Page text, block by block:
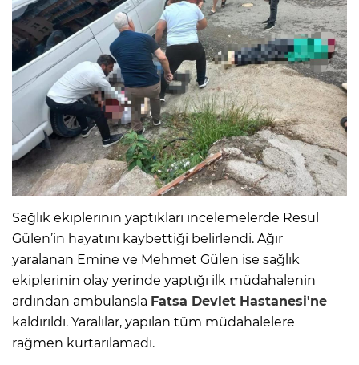
Sağlık ekiplerinin yaptıkları incelemelerde Resul
Gülen’in hayatını kaybettiği belirlendi. Ağır
yaralanan Emine ve Mehmet Gülen ise sağlık
ekiplerinin olay yerinde yaptığı ilk müdahalenin
ardından ambulansla Fatsa Devlet Hastanesi'ne
kaldırıldı. Yaralılar, yapılan tüm müdahalelere
rağmen kurtarılamadı.